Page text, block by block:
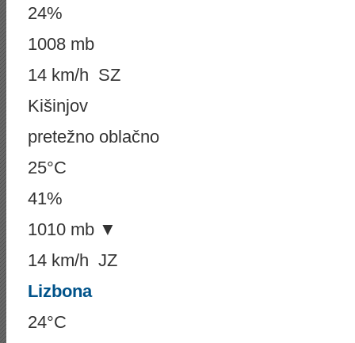
24%
1008 mb
14 km/h SZ
Kišinjov
pretežno oblačno
25°C
41%
1010 mb ▼
14 km/h JZ
Lizbona
24°C